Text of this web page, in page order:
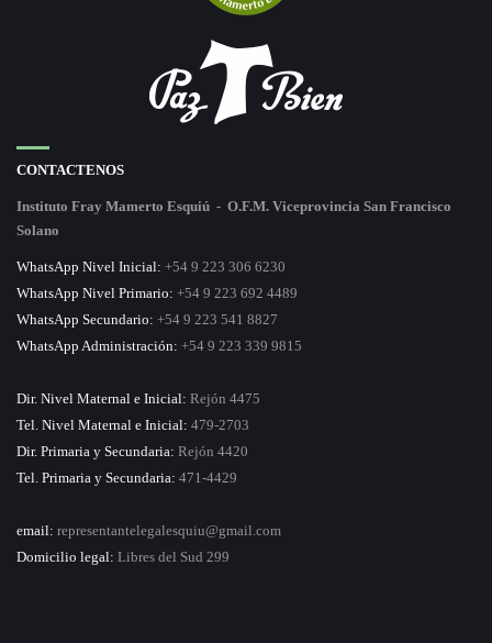
CONTACTENOS
Instituto Fray Mamerto Esquiú - O.F.M. Viceprovincia San Francisco
Solano
WhatsApp Nivel Inicial: +54 9 223 306 6230
WhatsApp Nivel Primario: +54 9 223 692 4489
WhatsApp Secundario: +54 9 223 541 8827
WhatsApp Administración: +54 9 223 339 9815
Dir. Nivel Maternal e Inicial: Rejón 4475
Tel. Nivel Maternal e Inicial: 479-2703
Dir. Primaria y Secundaria: Rejón 4420
Tel. Primaria y Secundaria: 471-4429
email: representantelegalesquiu@gmail.com
Domicilio legal: Libres del Sud 299